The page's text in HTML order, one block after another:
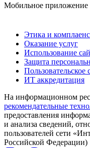
Мобильное приложение
Этика и комплаенс
Оказание услуг
Использование
Защита
Пользовательское
ИТ аккредитация
На информационном
рекомендательные
предоставления
и анализа сведений,
пользователей сети
Российской Федерации)